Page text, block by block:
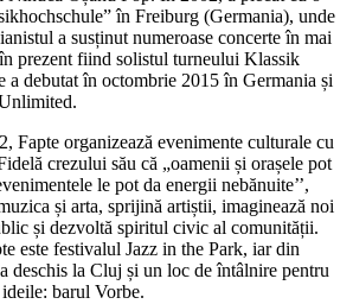
în Freiburg (Germania), unde
a susținut numeroase concerte în mai
prezent fiind solistul turneului Klassik
a debutat în octombrie 2015 în Germania și
Fapte organizează evenimente culturale cu
crezului său că „oamenii și orașele pot
le pot da energii nebănuite’’,
și arta, sprijină artiștii, imaginează noi
și dezvoltă spiritul civic al comunității.
este festivalul Jazz in the Park, iar din
deschis la Cluj și un loc de întâlnire pentru
barul Vorbe.